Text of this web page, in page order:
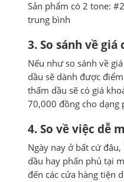
Sản phẩm có 2 tone:
trung bình
3. So sánh về giá
Nếu như so sánh về
dầu sẽ dành được
thấm dầu sẽ có giá
70,000 đồng cho dạng
4. So về việc dễ
Ngày nay ở bất cứ
dầu hay phấn phủ tại
đến các cửa hàng tiện